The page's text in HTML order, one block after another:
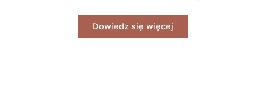
Dowiedz się więcej